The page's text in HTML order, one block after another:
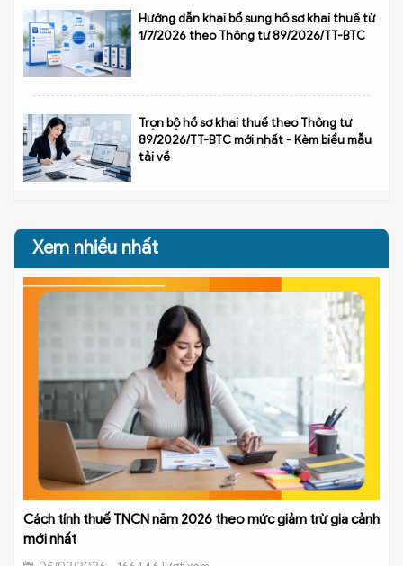
Hướng dẫn khai bổ sung hồ sơ khai thuế từ
1/7/2026 theo Thông tư 89/2026/TT-BTC
Trọn bộ hồ sơ khai thuế theo Thông tư
89/2026/TT-BTC mới nhất - Kèm biểu mẫu
tải về
Xem nhiều nhất
Cách tính thuế TNCN năm 2026 theo mức giảm trừ gia cảnh
mới nhất